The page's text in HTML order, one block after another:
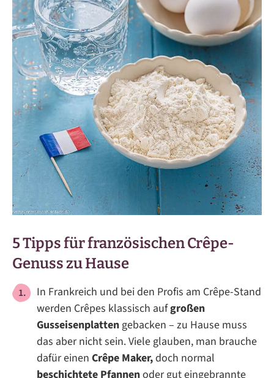
5 Tipps für französischen Crêpe-
Genuss zu Hause
In Frankreich und bei den Profis am Crêpe-Stand
werden Crêpes klassisch aufgroßen
Gusseisenplattengebacken – zu Hause muss
das aber nicht sein. Viele glauben, man brauche
dafür einen Crêpe Maker,doch normal
beschichtete Pfannenoder gut eingebrannte